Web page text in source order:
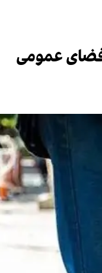
فضای عمومی